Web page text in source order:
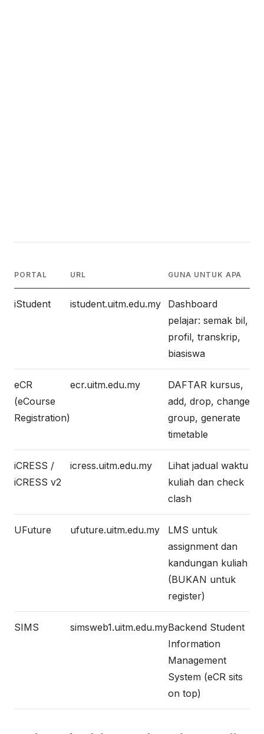
PORTAL URL GUNA UNTUK APA
iStudent istudent.uitm.edu.my
Dashboard
pelajar: semak bil,
profil, transkrip,
biasiswa
eCR
(eCourse
Registration)
ecr.uitm.edu.my
DAFTAR kursus,
add, drop, change
group, generate
timetable
iCRESS /
iCRESS v2
icress.uitm.edu.my
Lihat jadual waktu
kuliah dan check
clash
UFuture ufuture.uitm.edu.my
LMS untuk
assignment dan
kandungan kuliah
(BUKAN untuk
register)
SIMS simsweb1.uitm.edu.myBackend Student
Information
Management
System (eCR sits
on top)